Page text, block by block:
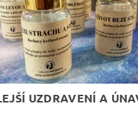
UZDRAVENÍ A